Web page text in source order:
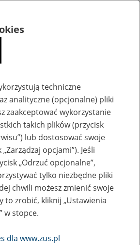
siebie: eZUS, wizyty
e-wizyty, Aktywni 50+
techniczne
analityczne (opcjonalne) pliki
zaakceptować wykorzystanie
takich plików (przycisk
lub dostosować swoje
opcjami”). Jeśli
„Odrzuć opcjonalne”,
tylko niezbędne pliki
chwili możesz zmienić swoje
to zrobić, kliknij „Ustawienia
w stopce.
dla www.zus.pl